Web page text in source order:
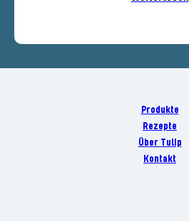
Produkte
Rezepte
Über Tulip
Kontakt